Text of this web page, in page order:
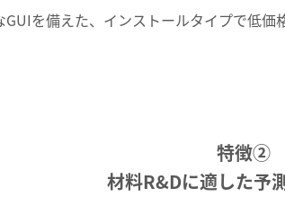
を備えた、インストールタイプで低価
特徴②
材料R&Dに適した予